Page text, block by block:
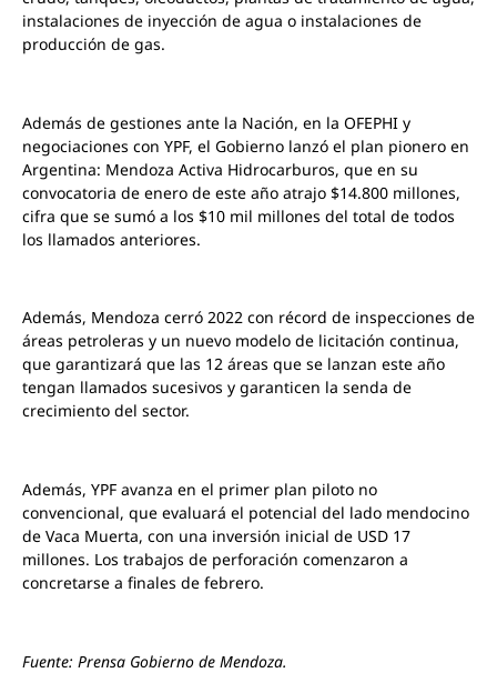
instalaciones de inyección de agua o instalaciones de
producción de gas.
Además de gestiones ante la Nación, en la OFEPHI y
negociaciones con YPF, el Gobierno lanzó el plan pionero en
Argentina: Mendoza Activa Hidrocarburos, que en su
convocatoria de enero de este año atrajo $14.800 millones,
cifra que se sumó a los $10 mil millones del total de todos
los llamados anteriores.
Además, Mendoza cerró 2022 con récord de inspecciones de
áreas petroleras y un nuevo modelo de licitación continua,
que garantizará que las 12 áreas que se lanzan este año
tengan llamados sucesivos y garanticen la senda de
crecimiento del sector.
Además, YPF avanza en el primer plan piloto no
convencional, que evaluará el potencial del lado mendocino
de Vaca Muerta, con una inversión inicial de USD 17
millones. Los trabajos de perforación comenzaron a
concretarse a finales de febrero.
Fuente: Prensa Gobierno de Mendoza.